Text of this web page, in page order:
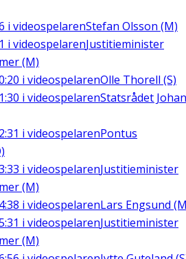
i videospelarenStefan Olsson (M)
i videospelarenJustitieminister
(M)
i videospelarenOlle Thorell (S)
i videospelarenStatsrådet Johan
i videospelarenPontus
i videospelarenJustitieminister
(M)
i videospelarenLars Engsund
i videospelarenJustitieminister
(M)